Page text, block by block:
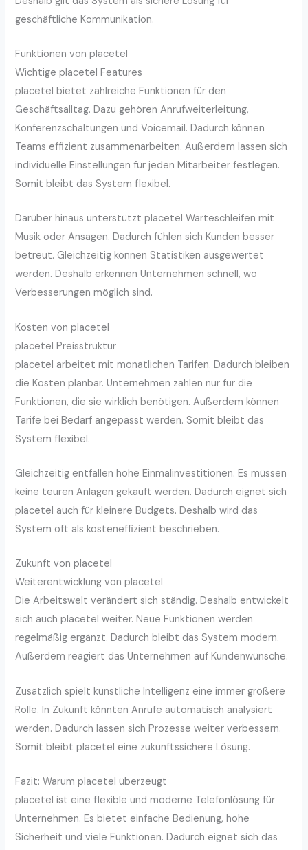
geschäftliche Kommunikation.
Funktionen von placetel
Wichtige placetel Features
placetel bietet zahlreiche Funktionen für den
Geschäftsalltag. Dazu gehören Anrufweiterleitung,
Konferenzschaltungen und Voicemail. Dadurch können
Teams effizient zusammenarbeiten. Außerdem lassen sich
individuelle Einstellungen für jeden Mitarbeiter festlegen.
Somit bleibt das System flexibel.
Darüber hinaus unterstützt placetel Warteschleifen mit
Musik oder Ansagen. Dadurch fühlen sich Kunden besser
betreut. Gleichzeitig können Statistiken ausgewertet
werden. Deshalb erkennen Unternehmen schnell, wo
Verbesserungen möglich sind.
Kosten von placetel
placetel Preisstruktur
placetel arbeitet mit monatlichen Tarifen. Dadurch bleiben
die Kosten planbar. Unternehmen zahlen nur für die
Funktionen, die sie wirklich benötigen. Außerdem können
Tarife bei Bedarf angepasst werden. Somit bleibt das
System flexibel.
Gleichzeitig entfallen hohe Einmalinvestitionen. Es müssen
keine teuren Anlagen gekauft werden. Dadurch eignet sich
placetel auch für kleinere Budgets. Deshalb wird das
System oft als kosteneffizient beschrieben.
Zukunft von placetel
Weiterentwicklung von placetel
Die Arbeitswelt verändert sich ständig. Deshalb entwickelt
sich auch placetel weiter. Neue Funktionen werden
regelmäßig ergänzt. Dadurch bleibt das System modern.
Außerdem reagiert das Unternehmen auf Kundenwünsche.
Zusätzlich spielt künstliche Intelligenz eine immer größere
Rolle. In Zukunft könnten Anrufe automatisch analysiert
werden. Dadurch lassen sich Prozesse weiter verbessern.
Somit bleibt placetel eine zukunftssichere Lösung.
Fazit: Warum placetel überzeugt
placetel ist eine flexible und moderne Telefonlösung für
Unternehmen. Es bietet einfache Bedienung, hohe
Sicherheit und viele Funktionen. Dadurch eignet sich das